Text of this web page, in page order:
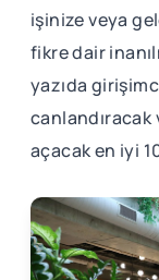
işinize veya
fikre dair
yazıda
canlandıracak
açacak en iyi